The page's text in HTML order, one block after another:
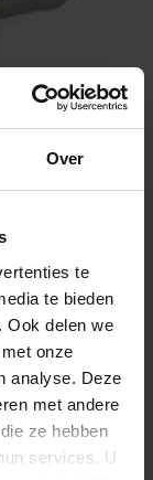
Over
te
te bieden
Ook delen we
onze
analyse. Deze
met andere
ze hebben
services. U
arvio: